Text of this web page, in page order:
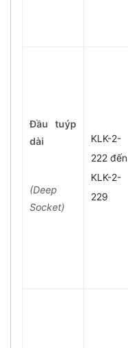
Đầu tuýp
dài
(Deep
Socket)
KLK-2-
222 đến
KLK-2-
229